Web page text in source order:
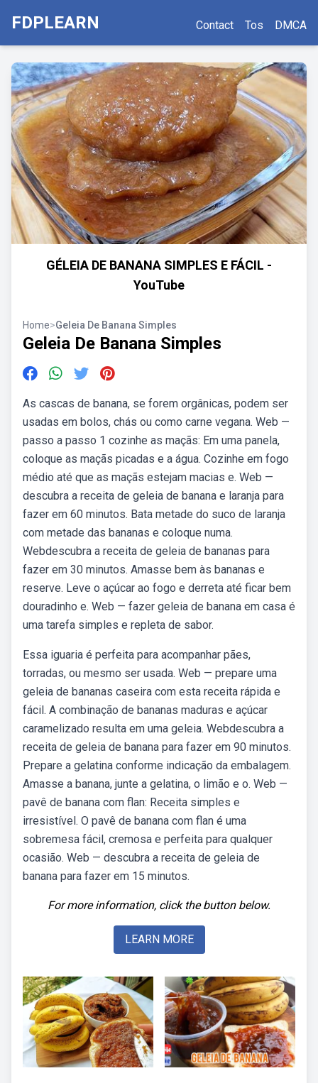
FDPLEARN Contact Tos DMCA
GÉLEIA DE BANANA SIMPLES E FÁCIL -
YouTube
Home>Geleia De Banana Simples
Geleia De Banana Simples
As cascas de banana, se forem orgânicas, podem ser
usadas em bolos, chás ou como carne vegana. Web —
passo a passo 1 cozinhe as maçãs: Em uma panela,
coloque as maçãs picadas e a água. Cozinhe em fogo
médio até que as maçãs estejam macias e. Web —
descubra a receita de geleia de banana e laranja para
fazer em 60 minutos. Bata metade do suco de laranja
com metade das bananas e coloque numa.
Webdescubra a receita de geleia de bananas para
fazer em 30 minutos. Amasse bem às bananas e
reserve. Leve o açúcar ao fogo e derreta até ficar bem
douradinho e. Web — fazer geleia de banana em casa é
uma tarefa simples e repleta de sabor.
Essa iguaria é perfeita para acompanhar pães,
torradas, ou mesmo ser usada. Web — prepare uma
geleia de bananas caseira com esta receita rápida e
fácil. A combinação de bananas maduras e açúcar
caramelizado resulta em uma geleia. Webdescubra a
receita de geleia de banana para fazer em 90 minutos.
Prepare a gelatina conforme indicação da embalagem.
Amasse a banana, junte a gelatina, o limão e o. Web —
pavê de banana com flan: Receita simples e
irresistível. O pavê de banana com flan é uma
sobremesa fácil, cremosa e perfeita para qualquer
ocasião. Web — descubra a receita de geleia de
banana para fazer em 15 minutos.
For more information, click the button below.
LEARN MORE